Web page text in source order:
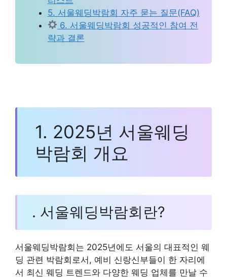
5. 서울웨딩박람회 자주 묻는 질문(FAQ)
6. 서울웨딩박람회 성공적인 참여 전
략과 결론
1. 2025년 서울웨딩
박람회 개요
. 서울웨딩박람회란?
서울웨딩박람회는 2025년에도 서울의 대표적인 웨
딩 관련 박람회로서, 예비 신랑신부들이 한 자리에
서 최신 웨딩 트렌드와 다양한 웨딩 업체를 만날 수